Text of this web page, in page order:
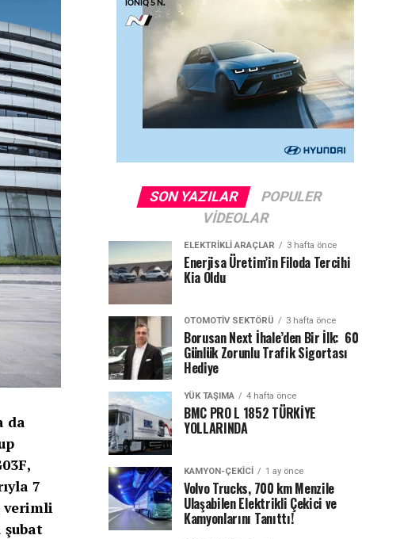
da
7
verimli
şubat
SON YAZILAR
POPULER
VIDEOLAR
ELEKTRIKLI ARAÇLAR 3 hafta önce
Enerjisa Üretim’in Filoda Tercihi
Kia Oldu
OTOMOTIV SEKTÖRÜ 3 hafta önce
Borusan Next İhale’den Bir İlk: 60
Günlük Zorunlu Trafik Sigortası
Hediye
YÜK TAŞIMA 4 hafta önce
BMC PRO L 1852 TÜRKİYE
YOLLARINDA
KAMYON-ÇEKICI 1 ay önce
Volvo Trucks, 700 km Menzile
Ulaşabilen Elektrikli Çekici ve
Kamyonlarını Tanıttı!